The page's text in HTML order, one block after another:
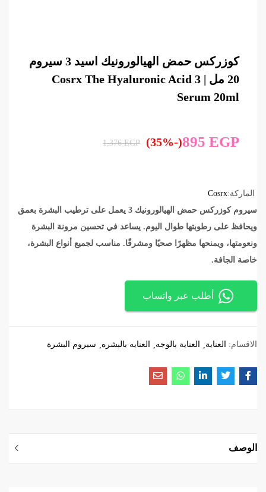
كوزركس حمض الهيالورونيك اسيد 3 سيروم
20 مل | Cosrx The Hyaluronic Acid 3
Serum 20ml
895 EGP
(-35%)
1,376EGP
الماركة:Cosrx
سيروم كوزركس حمض الهيالورونيك 3 يعمل على ترطيب البشرة بعمق
ويحافظ على رطوبتها طوال اليوم. يساعد في تحسين مرونة البشرة
ونعومتها، ويمنحها مظهرًا صحيًا ومشرقًا. مناسب لجميع أنواع البشرة،
خاصة الجافة.
أطلب عبر واتساب
الاقسام: العناية العناية بالوجه العنايه بالبشره سيروم البشرة
الوصف